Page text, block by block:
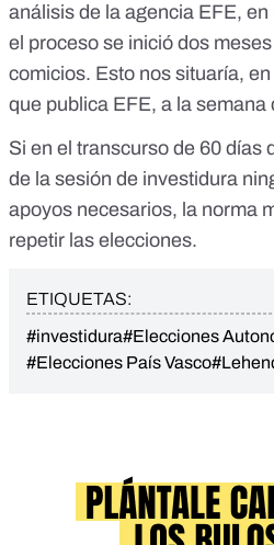
análisis de la agencia EFE,
el proceso se inició dos
comicios. Esto nos situaría,
que publica EFE, a la semana
Si en el transcurso de 60 días
de la sesión de investidura
apoyos necesarios, la norma
repetir las elecciones.
ETIQUETAS:
#investidura#Elecciones
#Elecciones País Vasco